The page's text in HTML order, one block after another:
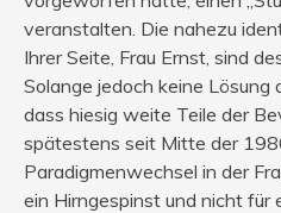
veranstalten. Die nahezu
Ihrer Seite, Frau Ernst, sind
Solange jedoch keine Lösung
dass hiesig weite Teile der
spätestens seit Mitte der
Paradigmenwechsel in der
ein Hirngespinst und nicht für